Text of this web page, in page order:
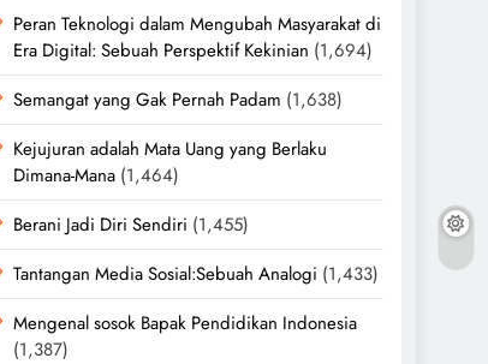
Peran Teknologi dalam Mengubah Masyarakat di
Era Digital: Sebuah Perspektif Kekinian (1,694)
Semangat yang Gak Pernah Padam (1,638)
Kejujuran adalah Mata Uang yang Berlaku
Dimana-Mana (1,464)
Berani Jadi Diri Sendiri (1,455)
Tantangan Media Sosial:Sebuah Analogi (1,433)
Mengenal sosok Bapak Pendidikan Indonesia
(1,387)